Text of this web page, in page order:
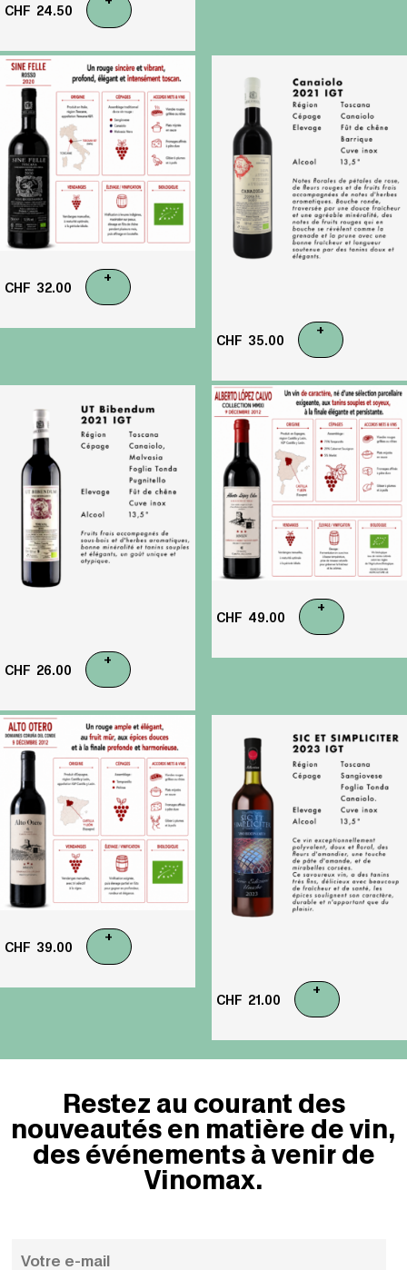
CHF 24.50
CHF 32.00
+
CHF 35.00
+
CHF 26.00
+
CHF 49.00
+
CHF 39.00
+
CHF 21.00
+
Restez au courant des
nouveautés en matière de vin,
des événements à venir de
Vinomax.